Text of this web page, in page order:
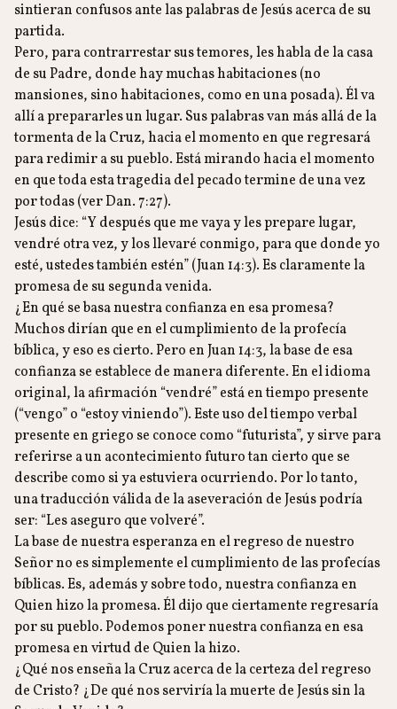
sintieran confusos ante las palabras de Jesús acerca de su
partida.
Pero, para contrarrestar sus temores, les habla de la casa
de su Padre, donde hay muchas habitaciones (no
mansiones, sino habitaciones, como en una posada). Él va
allí a prepararles un lugar. Sus palabras van más allá de la
tormenta de la Cruz, hacia el momento en que regresará
para redimir a su pueblo. Está mirando hacia el momento
en que toda esta tragedia del pecado termine de una vez
por todas (ver Dan. 7:27).
Jesús dice: “Y después que me vaya y les prepare lugar,
vendré otra vez, y los llevaré conmigo, para que donde yo
esté, ustedes también estén” (Juan 14:3). Es claramente la
promesa de su segunda venida.
¿En qué se basa nuestra confianza en esa promesa?
Muchos dirían que en el cumplimiento de la profecía
bíblica, y eso es cierto. Pero en Juan 14:3, la base de esa
confianza se establece de manera diferente. En el idioma
original, la afirmación “vendré” está en tiempo presente
(“vengo” o “estoy viniendo”). Este uso del tiempo verbal
presente en griego se conoce como “futurista”, y sirve para
referirse a un acontecimiento futuro tan cierto que se
describe como si ya estuviera ocurriendo. Por lo tanto,
una traducción válida de la aseveración de Jesús podría
ser: “Les aseguro que volveré”.
La base de nuestra esperanza en el regreso de nuestro
Señor no es simplemente el cumplimiento de las profecías
bíblicas. Es, además y sobre todo, nuestra confianza en
Quien hizo la promesa. Él dijo que ciertamente regresaría
por su pueblo. Podemos poner nuestra confianza en esa
promesa en virtud de Quien la hizo.
¿Qué nos enseña la Cruz acerca de la certeza del regreso
de Cristo? ¿De qué nos serviría la muerte de Jesús sin la